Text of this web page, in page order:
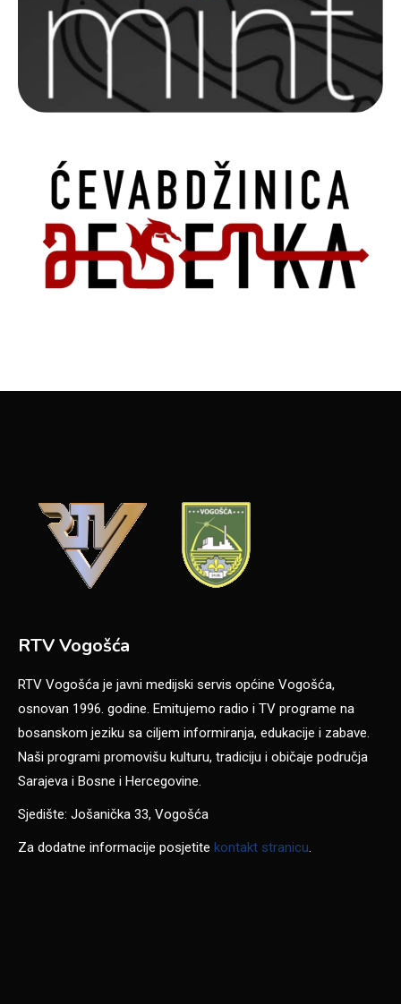
RTV Vogošća
RTV Vogošća je javni medijski servis općine Vogošća,
osnovan 1996. godine. Emitujemo radio i TV programe na
bosanskom jeziku sa ciljem informiranja, edukacije i zabave.
Naši programi promovišu kulturu, tradiciju i običaje područja
Sarajeva i Bosne i Hercegovine.
Sjedište: Jošanička 33, Vogošća
Za dodatne informacije posjetite kontakt stranicu.